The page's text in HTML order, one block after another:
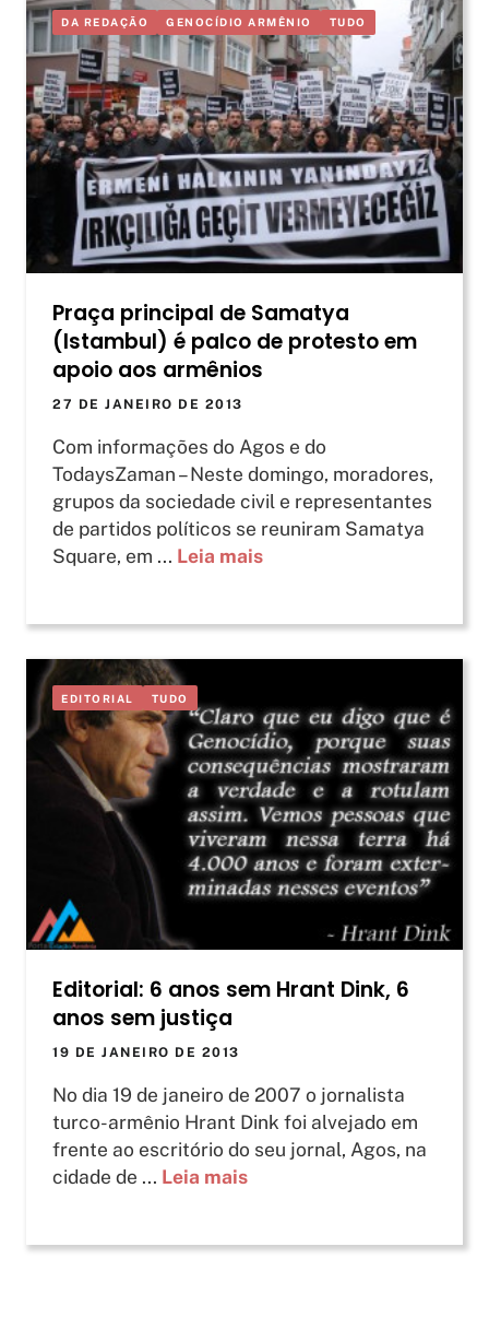
DA REDAÇÃO GENOCÍDIO ARMÊNIO TUDO
Praça principal de Samatya
(Istambul) é palco de protesto em
apoio aos armênios
27 DE JANEIRO DE 2013
Com informações do Agos e do
TodaysZaman – Neste domingo, moradores,
grupos da sociedade civil e representantes
de partidos políticos se reuniram Samatya
Square, em ... Leia mais
EDITORIAL TUDO
Editorial: 6 anos sem Hrant Dink, 6
anos sem justiça
19 DE JANEIRO DE 2013
No dia 19 de janeiro de 2007 o jornalista
turco-armênio Hrant Dink foi alvejado em
frente ao escritório do seu jornal, Agos, na
cidade de ... Leia mais